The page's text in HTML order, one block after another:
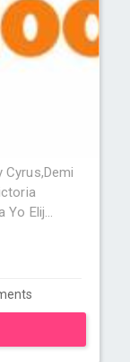
Cyrus,Demi
Yo Elij...